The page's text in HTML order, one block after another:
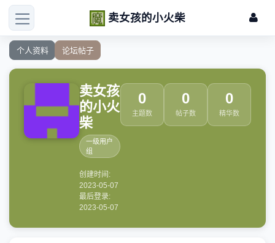
卖女孩的小火柴
个人资料 论坛帖子
卖女孩
的小火
柴
一级用户
组
创建时间:
2023-05-07
最后登录:
2023-05-07
0
主题数
0
帖子数
0
精华数